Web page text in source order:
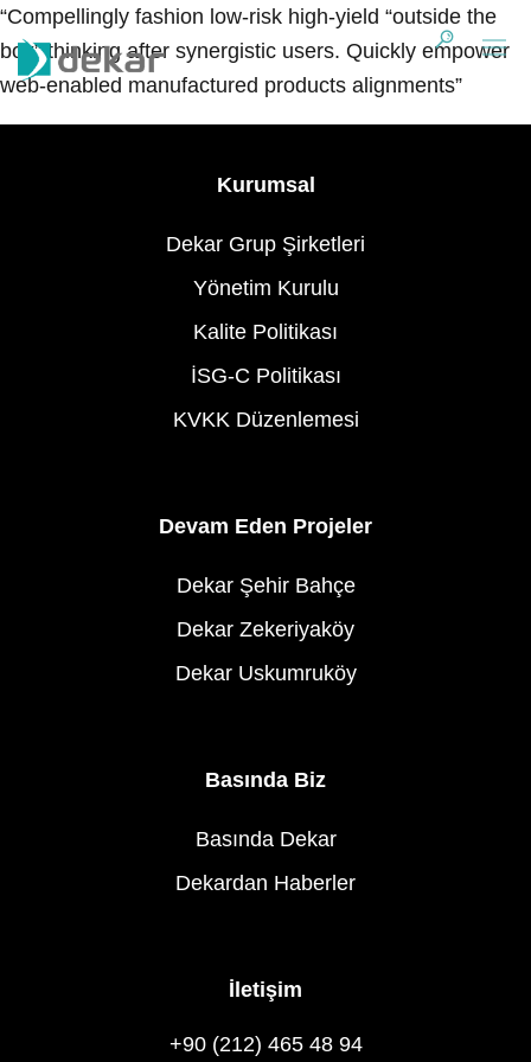
“Compellingly fashion low-risk high-yield “outside the
box” thinking after synergistic users. Quickly empower
web-enabled manufactured products alignments”
Kurumsal
Dekar Grup Şirketleri
Yönetim Kurulu
Kalite Politikası
İSG-C Politikası
KVKK Düzenlemesi
Devam Eden Projeler
Dekar Şehir Bahçe
Dekar Zekeriyaköy
Dekar Uskumruköy
Basında Biz
Basında Dekar
Dekardan Haberler
İletişim
+90 (212) 465 48 94